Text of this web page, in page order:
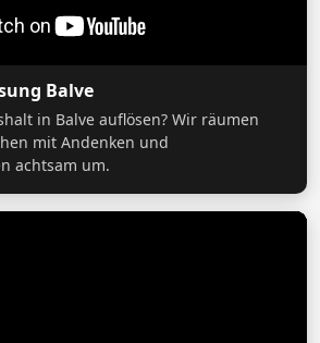
Balve
in Balve auflösen? Wir räumen
mit Andenken und
achtsam um.